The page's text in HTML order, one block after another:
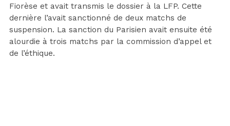
Fiorèse et avait transmis le dossier à la LFP. Cette
dernière l’avait sanctionné de deux matchs de
suspension. La sanction du Parisien avait ensuite été
alourdie à trois matchs par la commission d’appel et
de l’éthique.